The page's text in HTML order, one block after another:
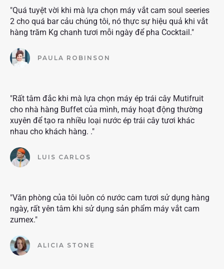
"Quá tuyệt vời khi mà lựa chọn máy vắt cam soul seeries
2 cho quá bar cảu chúng tôi, nó thực sự hiệu quả khi vắt
hàng trăm Kg chanh tươi mỗi ngày để pha Cocktail."
PAULA ROBINSON
"Rất tâm đắc khi mà lựa chọn máy ép trái cây Mutifruit
cho nhà hàng Buffet của mình, máy hoạt động thường
xuyên để tạo ra nhiều loại nước ép trái cây tươi khác
nhau cho khách hàng. ."
LUIS CARLOS
"Văn phòng của tôi luôn có nước cam tươi sử dụng hàng
ngày, rất yên tâm khi sử dụng sản phẩm máy vắt cam
zumex."
ALICIA STONE